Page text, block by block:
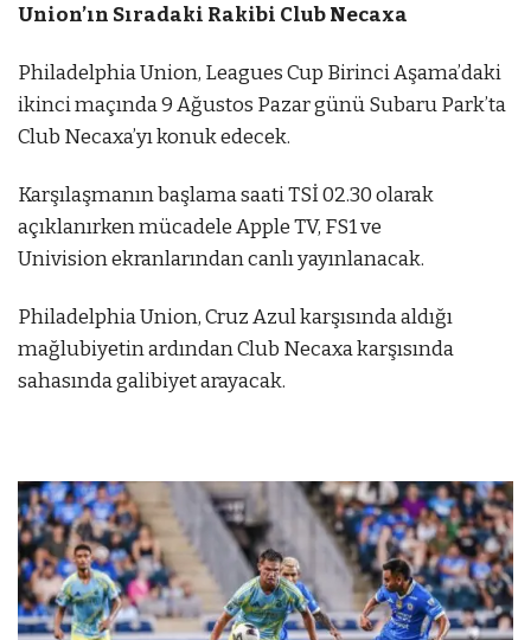
Union’ın Sıradaki Rakibi Club Necaxa
Philadelphia Union, Leagues Cup Birinci Aşama’daki
ikinci maçında 9 Ağustos Pazar günü Subaru Park’ta
Club Necaxa’yı konuk edecek.
Karşılaşmanın başlama saati TSİ 02.30 olarak
açıklanırken mücadele Apple TV, FS1 ve
Univision ekranlarından canlı yayınlanacak.
Philadelphia Union, Cruz Azul karşısında aldığı
mağlubiyetin ardından Club Necaxa karşısında
sahasında galibiyet arayacak.